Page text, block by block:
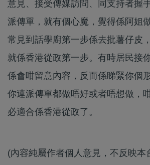
意見、接受傳媒訪問、同支持者握
派傳單，就有個心魔，覺得係阿姐
常見到話學廚第一步係去批薯仔皮
就係香港從政第一步。有時居民接
係會咁留意內容，反而係睇緊你個
你連派傳單都做唔好或者唔想做，
必適合係香港從政了。
(內容純屬作者個人意見，不反映本